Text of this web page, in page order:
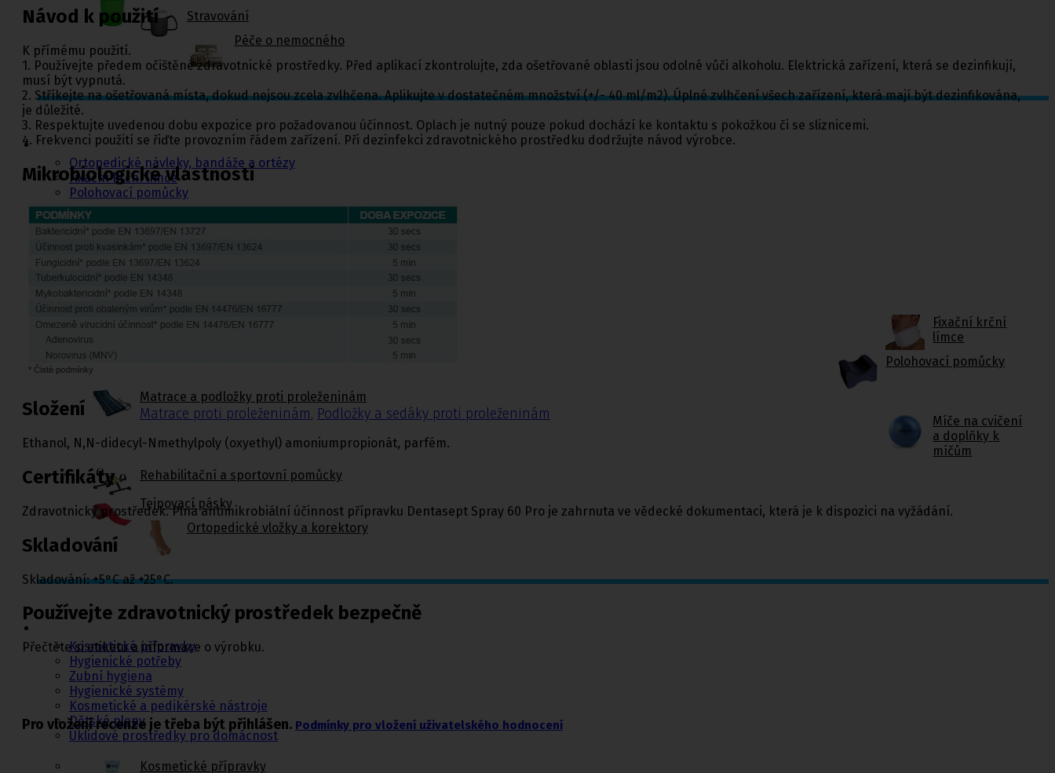
Stravování
Péče o nemocného
Ortopedie,
rehabilitace a
sport
Ortopedické návleky, bandáže a ortézy
Fixační krční límce
Polohovací pomůcky
Matrace a podložky proti proleženinám
Míče na cvičení a doplňky k míčům
Rehabilitační a sportovní pomůcky
Tejpovací pásky
Ortopedické vložky a korektory
Ortopedické návleky, bandáže a ortézy
Dolní končetiny,Trup , Horní končetiny
Fixační krční
límce
Krční límce s výztuhou Polohovací pomůcky
Matrace a podložky proti proleženinám
Matrace proti proleženinám, Podložky a sedáky proti proleženinám
Míče na cvičení
a doplňky k
míčům
Rehabilitační a sportovní pomůcky
Tejpovací pásky
Ortopedické vložky a korektory
hygiena, Dětské
pleny
Kosmetické přípravky
Hygienické potřeby
Zubní hygiena
Hygienické systémy
Kosmetické a pedikérské nástroje
Dětské pleny
Úklidové prostředky pro domácnost
Kosmetické přípravky
Návod k použití
K přímému použití.
1. Používejte předem očištěné zdravotnické prostředky. Před aplikací zkontrolujte, zda ošetřované oblasti jsou odolné vůči alkoholu. Elektrická zařízení, která se dezinfikují,
musí být vypnutá.
2. Stříkejte na ošetřovaná místa, dokud nejsou zcela zvlhčena. Aplikujte v dostatečném množství (+/- 40 ml/m2). Úplné zvlhčení všech zařízení, která mají být dezinfikována,
je důležité.
3. Respektujte uvedenou dobu expozice pro požadovanou účinnost. Oplach je nutný pouze pokud dochází ke kontaktu s pokožkou či se sliznicemi.
4. Frekvenci použití se řiďte provozním řádem zařízení. Při dezinfekci zdravotnického prostředku dodržujte návod výrobce.
Mikrobiologické vlastnosti
Složení
Ethanol, N,N-didecyl-Nmethylpoly (oxyethyl) amoniumpropionát, parfém.
Certifikáty
Zdravotnický prostředek. Plná antimikrobiální účinnost přípravku Dentasept Spray 60 Pro je zahrnuta ve vědecké dokumentaci, která je k dispozici na vyžádání.
Skladování
Skladování: +5°C až +25°C.
Používejte zdravotnický prostředek bezpečně
Přečtěte si etiketu a informace o výrobku.
Pro vložení recenze je třeba být přihlášen. Podmínky pro vložení uživatelského hodnocení